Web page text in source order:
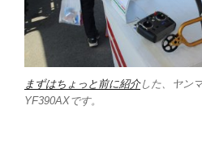
まずはちょっと前に紹介した、ヤン
YF390AXです。